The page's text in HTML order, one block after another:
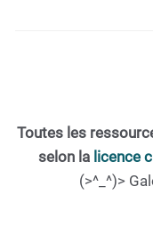
Toutes les
selon la licence
(>^_^)>